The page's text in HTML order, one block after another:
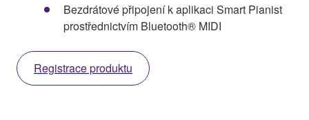
Bezdrátové připojení k aplikaci Smart Pianist
prostřednictvím Bluetooth® MIDI
Registrace produktu